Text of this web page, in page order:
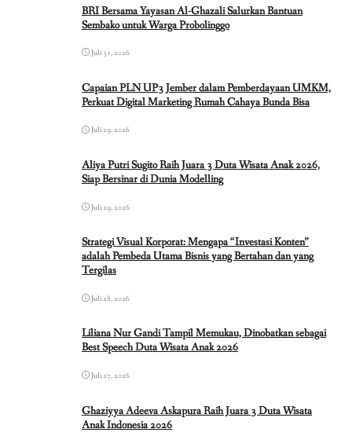
BRI Bersama Yayasan Al-Ghazali Salurkan Bantuan
Sembako untuk Warga Probolinggo
Juli 31, 2026
Capaian PLN UP3 Jember dalam Pemberdayaan UMKM,
Perkuat Digital Marketing Rumah Cahaya Bunda Bisa
Juli 29, 2026
Aliya Putri Sugito Raih Juara 3 Duta Wisata Anak 2026,
Siap Bersinar di Dunia Modelling
Juli 29, 2026
Strategi Visual Korporat: Mengapa “Investasi Konten”
adalah Pembeda Utama Bisnis yang Bertahan dan yang
Tergilas
Juli 28, 2026
Liliana Nur Gandi Tampil Memukau, Dinobatkan sebagai
Best Speech Duta Wisata Anak 2026
Juli 27, 2026
Ghaziyya Adeeva Askapura Raih Juara 3 Duta Wisata
Anak Indonesia 2026